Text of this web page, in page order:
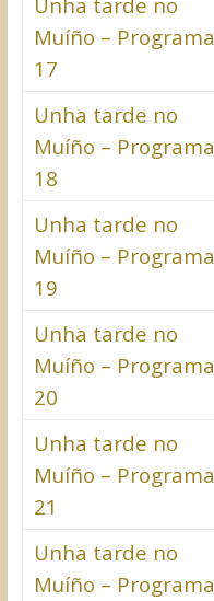
Muíño – Programa
17
Unha tarde no
Muíño – Programa
18
Unha tarde no
Muíño – Programa
19
Unha tarde no
Muíño – Programa
20
Unha tarde no
Muíño – Programa
21
Unha tarde no
Muíño – Programa